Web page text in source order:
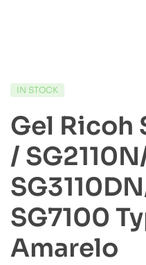
IN STOCK
Gel Ricoh
/
SG7100
Amarelo